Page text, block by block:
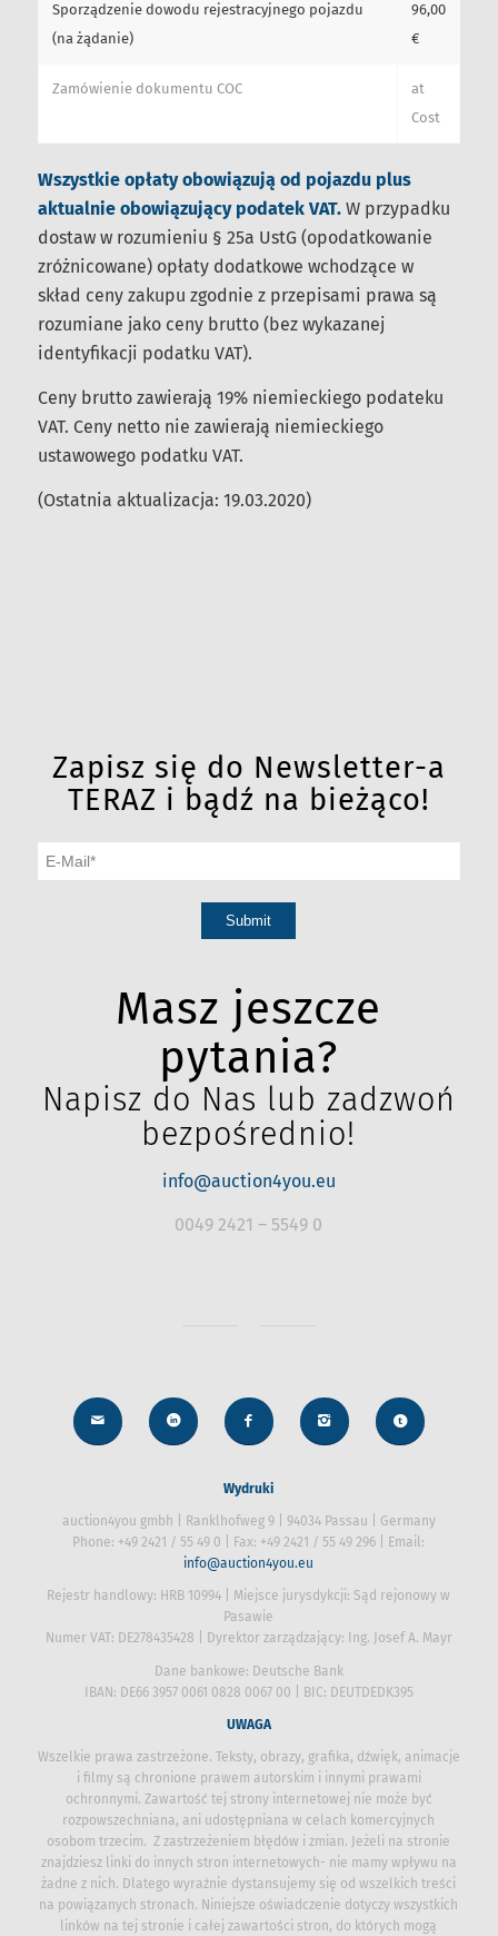
Sporządzenie dowodu rejestracyjnego pojazdu
(na żądanie)
96,00
€
Zamówienie dokumentu COC
at
Cost
Wszystkie opłaty obowiązują od pojazdu plus
aktualnie obowiązujący podatek VAT.W przypadku
dostaw w rozumieniu § 25a UstG (opodatkowanie
zróżnicowane) opłaty dodatkowe wchodzące w
skład ceny zakupu zgodnie z przepisami prawa są
rozumiane jako ceny brutto (bez wykazanej
identyfikacji podatku VAT).
Ceny brutto zawierają 19% niemieckiego podateku
VAT. Ceny netto nie zawierają niemieckiego
ustawowego podatku VAT.
(Ostatnia aktualizacja: 19.03.2020)
Zapisz się do Newsletter-a
TERAZ i bądź na bieżąco!
Masz jeszcze
pytania?
Napisz do Nas lub zadzwoń
bezpośrednio!
info@auction4you.eu
0049 2421 – 5549 0
Wydruki
auction4you gmbh | Ranklhofweg 9 | 94034 Passau | Germany
Phone: +49 2421 / 55 49 0 | Fax: +49 2421 / 55 49 296 | Email:
info@auction4you.eu
Rejestr handlowy: HRB 10994 | Miejsce jurysdykcji: Sąd rejonowy w
Pasawie
Numer VAT: DE278435428 | Dyrektor zarządzający: Ing. Josef A. Mayr
Dane bankowe: Deutsche Bank
IBAN: DE66 3957 0061 0828 0067 00 | BIC: DEUTDEDK395
UWAGA
Wszelkie prawa zastrzeżone. Teksty, obrazy, grafika, dźwięk, animacje
i filmy są chronione prawem autorskim i innymi prawami
ochronnymi. Zawartość tej strony internetowej nie może być
rozpowszechniana, ani udostępniana w celach komercyjnych
osobom trzecim. Z zastrzeżeniem błędów i zmian. Jeżeli na stronie
znajdziesz linki do innych stron internetowych- nie mamy wpływu na
żadne z nich. Dlatego wyraźnie dystansujemy się od wszelkich treści
na powiązanych stronach. Niniejsze oświadczenie dotyczy wszystkich
linków na tej stronie i całej zawartości stron, do których mogą